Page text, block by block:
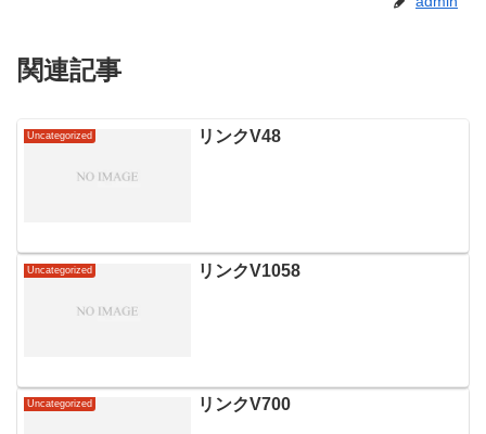
関連記事
Uncategorized リンクV48
Uncategorized リンクV1058
Uncategorized リンクV700